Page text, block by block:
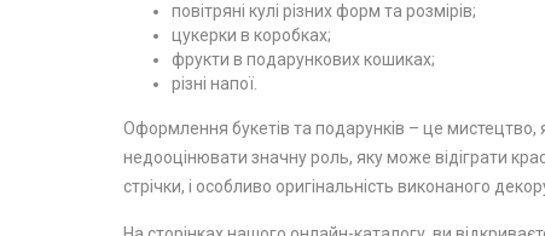
повітряні кулі різних форм та розмірів;
цукерки в коробках;
фрукти в подарункових кошиках;
різні напої.
Оформлення букетів та подарунків – це мистецтво,
недооцінювати значну роль, яку може відіграти
стрічки, і особливо оригінальність виконаного